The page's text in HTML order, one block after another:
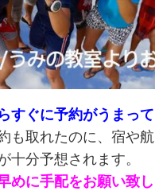
すぐに予約がうまっ
も取れたのに、宿や
十分予想されます。
めに手配をお願い致